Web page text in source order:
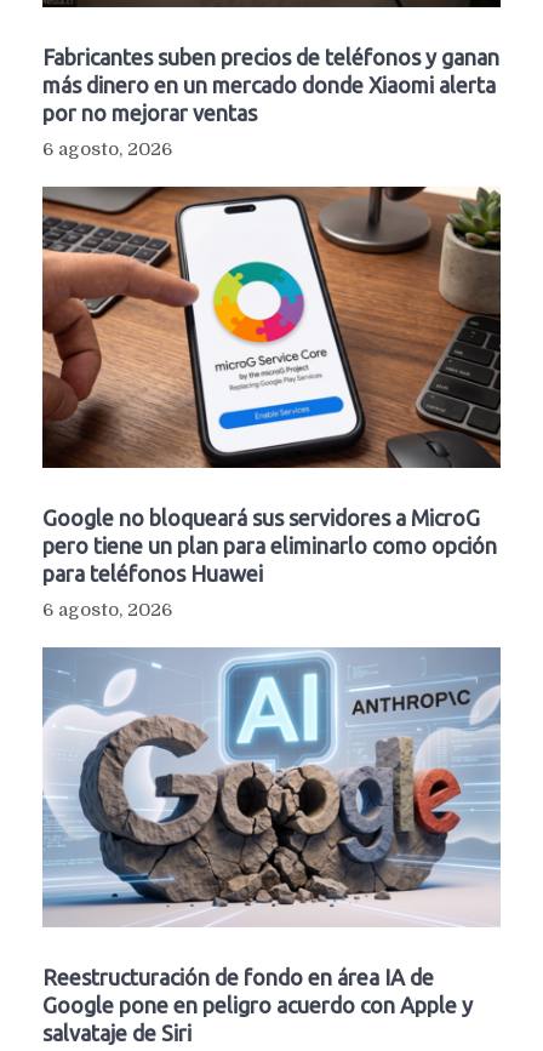
Fabricantes suben precios de teléfonos y ganan
más dinero en un mercado donde Xiaomi alerta
por no mejorar ventas
6 agosto, 2026
Google no bloqueará sus servidores a MicroG
pero tiene un plan para eliminarlo como opción
para teléfonos Huawei
6 agosto, 2026
Reestructuración de fondo en área IA de
Google pone en peligro acuerdo con Apple y
salvataje de Siri